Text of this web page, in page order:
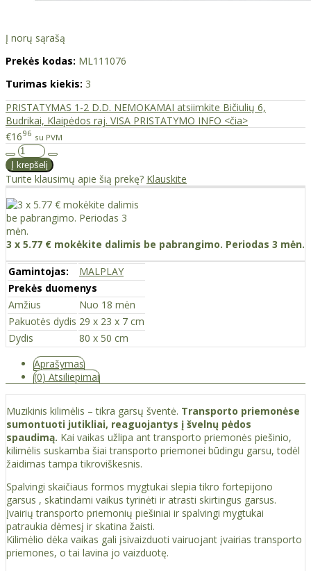
Į norų sąrašą
Prekės kodas: ML111076
Turimas kiekis: 3
PRISTATYMAS 1-2 D.D. NEMOKAMAI atsiimkite Bičiulių 6,
Budrikai, Klaipėdos raj. VISA PRISTATYMO INFO <čia>
€1696 su PVM
Turite klausimų apie šią prekę? Klauskite
3 x 5.77 € mokėkite dalimis be pabrangimo. Periodas 3 mėn.
Gamintojas:
MALPLAY
Prekės duomenys
Amžius
Nuo 18 mėn
Pakuotės dydis 29 x 23 x 7 cm
Dydis
80 x 50 cm
Aprašymas
(0) Atsiliepimai
Muzikinis kilimėlis – tikra garsų šventė. Transporto priemonėse
sumontuoti jutikliai, reaguojantys į švelnų pėdos
spaudimą. Kai vaikas užlipa ant transporto priemonės piešinio,
kilimėlis suskamba šiai transporto priemonei būdingu garsu, todėl
žaidimas tampa tikroviškesnis.
Spalvingi skaičiaus formos mygtukai slepia tikro fortepijono
garsus , skatindami vaikus tyrinėti ir atrasti skirtingus garsus.
Įvairių transporto priemonių piešiniai ir spalvingi mygtukai
patraukia dėmesį ir skatina žaisti.
Kilimėlio dėka vaikas gali įsivaizduoti vairuojant įvairias transporto
priemones, o tai lavina jo vaizduotę.